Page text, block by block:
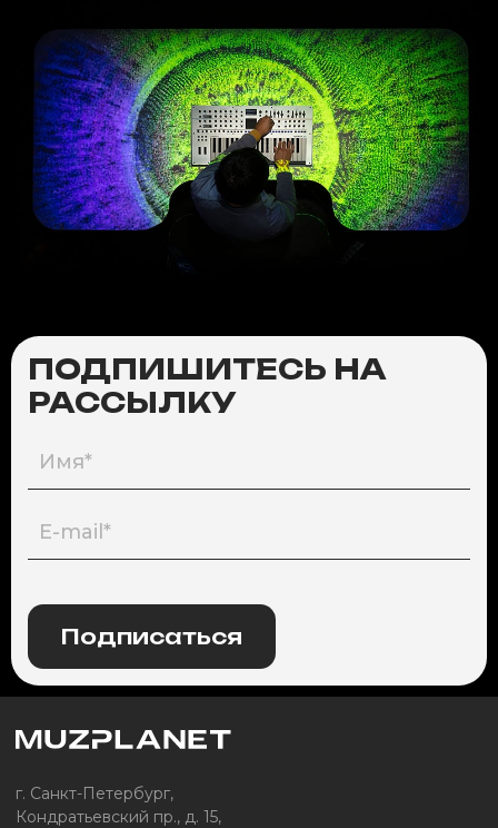
ПОДПИШИТЕСЬ НА
РАССЫЛКУ
Подписаться
г. Санкт-Петербург,
Кондратьевский пр., д. 15,